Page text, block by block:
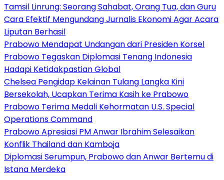
Tamsil Linrung: Seorang Sahabat, Orang Tua, dan Guru
Cara Efektif Mengundang Jurnalis Ekonomi Agar Acara
Liputan Berhasil
Prabowo Mendapat Undangan dari Presiden Korsel
Prabowo Tegaskan Diplomasi Tenang Indonesia
Hadapi Ketidakpastian Global
Chelsea Pengidap Kelainan Tulang Langka Kini
Bersekolah, Ucapkan Terima Kasih ke Prabowo
Prabowo Terima Medali Kehormatan U.S. Special
Operations Command
Prabowo Apresiasi PM Anwar Ibrahim Selesaikan
Konflik Thailand dan Kamboja
Diplomasi Serumpun, Prabowo dan Anwar Bertemu di
Istana Merdeka